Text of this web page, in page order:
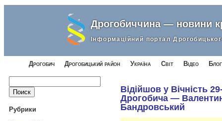
Дрогобиччина — новини
Інформаційний портал
Дрогобич Дрогобицький район Україна Світ Відео
Найти:
Рубрики
Відійшов у Вічність
Дрогобича —
Бандровський